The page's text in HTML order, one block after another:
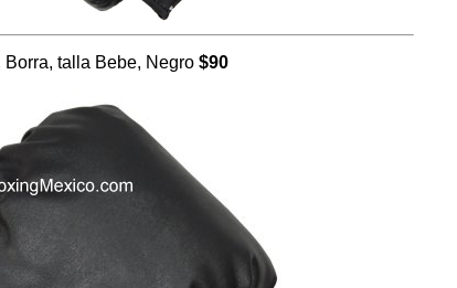
talla Bebe, Negro $90